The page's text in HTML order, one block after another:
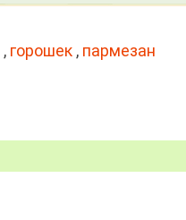
, горошек , пармезан